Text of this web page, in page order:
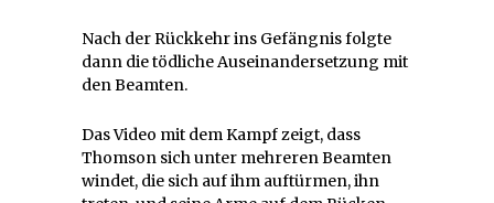
Nach der Rückkehr ins Gefängnis folgte
dann die tödliche Auseinandersetzung mit
den Beamten.
Das Video mit dem Kampf zeigt, dass
Thomson sich unter mehreren Beamten
windet, die sich auf ihm auftürmen, ihn